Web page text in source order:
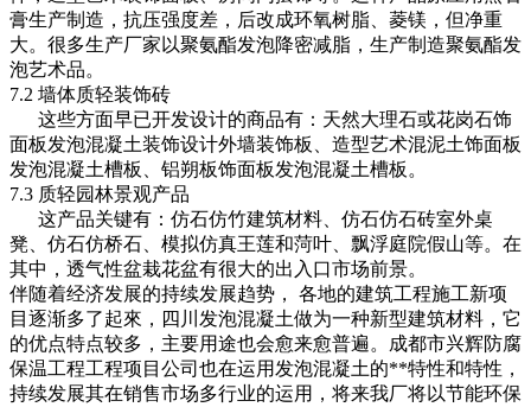
膏生产制造，抗压强度差，后改成环氧树脂、菱镁，但净重
大。很多生产厂家以聚氨酯发泡降密减脂，生产制造聚氨酯发
泡艺术品。
7.2 墙体质轻装饰砖
这些方面早已开发设计的商品有：天然大理石或花岗石饰
面板发泡混凝土装饰设计外墙装饰板、造型艺术混泥土饰面板
发泡混凝土槽板、铝朔板饰面板发泡混凝土槽板。
7.3 质轻园林景观产品
这产品关键有：仿石仿竹建筑材料、仿石仿石砖室外桌
凳、仿石仿桥石、模拟仿真王莲和菏叶、飘浮庭院假山等。在
其中，透气性盆栽花盆有很大的出入口市场前景。
伴随着经济发展的持续发展趋势， 各地的建筑工程施工新项
目逐渐多了起來，四川发泡混凝土做为一种新型建筑材料，它
的优点特点较多，主要用途也会愈来愈普遍。成都市兴辉防腐
保温工程工程项目公司也在运用发泡混凝土的**特性和特性，
持续发展其在销售市场多行业的运用，将来我厂将以节能环保